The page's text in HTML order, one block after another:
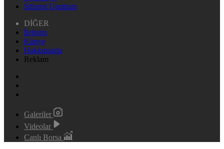
Şifremi Unuttum
DİĞER
İletişim
Künye
Hakkımızda
Reklam
Galeriler
Videolar
Canlı Borsa